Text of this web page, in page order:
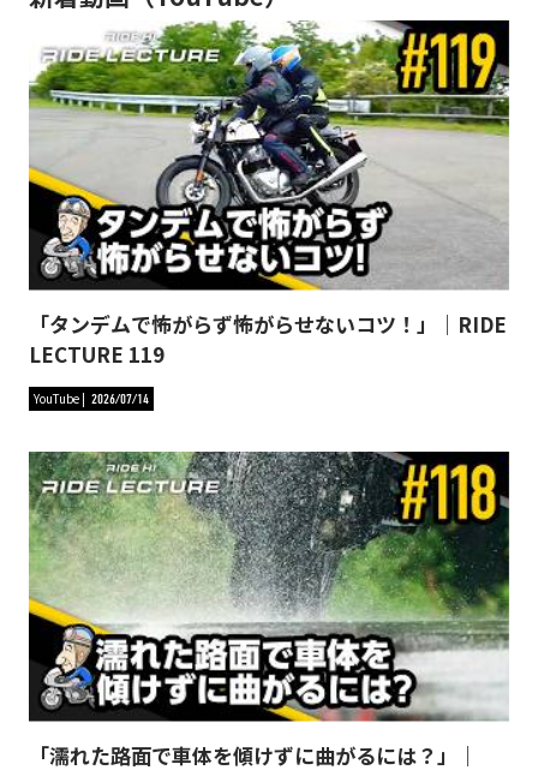
「タンデムで怖がらず怖がらせないコツ！」｜RIDE
LECTURE 119
YouTube 2026/07/14
「濡れた路面で車体を傾けずに曲がるには？」｜